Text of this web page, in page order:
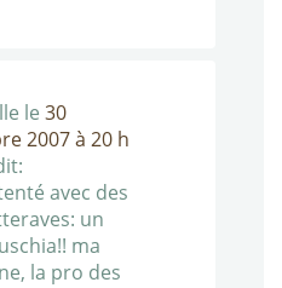
le 30
2007 à 20 h
avec des
un
ma
la pro des